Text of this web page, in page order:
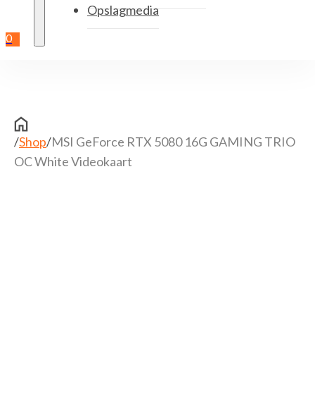
0
Opslagmedia
/Shop/MSI GeForce RTX 5080 16G GAMING TRIO
OC White Videokaart